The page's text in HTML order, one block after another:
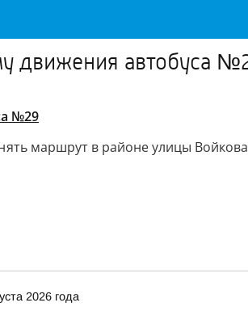
движения автобуса
№29
маршрут в районе улицы
2026 года